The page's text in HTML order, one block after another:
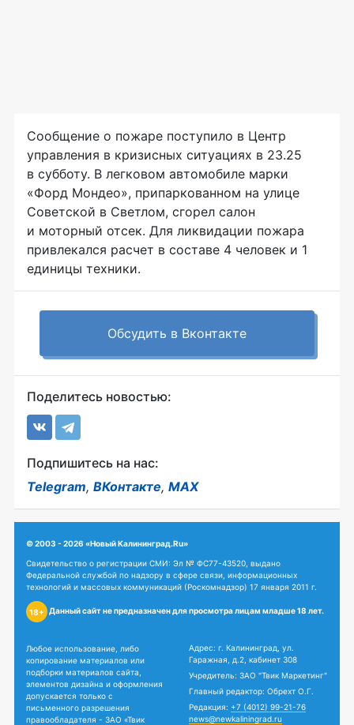
Сообщение о пожаре поступило в Центр
управления в кризисных ситуациях в 23.25
в субботу. В легковом автомобиле марки
«Форд Мондео», припаркованном на улице
Советской в Светлом, сгорел салон
и моторный отсек. Для ликвидации пожара
привлекался расчет в составе 4 человек и 1
единицы техники.
Обсудить в Вконтакте
Поделитесь новостью:
Подпишитесь на нас:
Telegram, ВКонтакте, MAX
© 2003 - 2026 «Новый Калининград.Ru»
Свидетельство о регистрации СМИ: Эл № ФС77-43520, выдано
Федеральной службой по надзору в сфере связи, информационных
технологий и массовых коммуникаций (Роскомнадзор) 17 января 2011 г.
18+ Данный сайт не предназначен для просмотра лицам младше 18 лет.
Любое использование, либо
копирование материалов или
подборки материалов сайта,
элементов дизайна и оформления
допускается только с
письменного разрешения
правообладателя - ЗАО «Твик
Адрес: г. Калининград, ул.
Гаражная, д.2, кабинет 308
Учредитель: ЗАО "Твик Маркетинг"
Главный редактор: Обрехт О.Г.
Редакция: +7 (4012) 99-21-76
news@newkaliningrad.ru